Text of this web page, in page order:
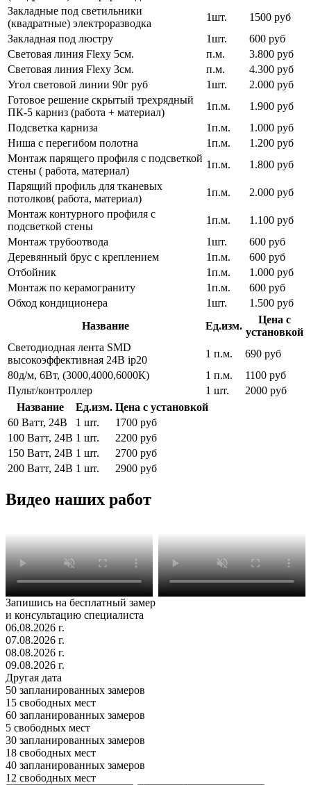
Закладные под светильники
(квадратные) электроразводка
1шт.
1500 руб
Закладная под люстру
1шт.
600 руб
Световая линия Flexy 5см.
п.м.
3.800 руб
Световая линия Flexy 3см.
п.м.
4.300 руб
Угол световой линии 90г руб
1шт.
2.000 руб
Готовое решение скрытый трехрядный
ПК-5 карниз (работа + материал)
1п.м.
1.900 руб
Подсветка карниза
1п.м.
1.000 руб
Ниша с перегибом полотна
1п.м.
1.200 руб
Монтаж парящего профиля с подсветкой
стены ( работа, материал)
1п.м.
1.800 руб
Парящий профиль для тканевых
потолков( работа, материал)
1п.м.
2.000 руб
Монтаж контурного профиля с
подсветкой стены
1п.м.
1.100 руб
Монтаж трубоотвода
1шт.
600 руб
Деревянный брус с креплением
1п.м.
600 руб
Отбойник
1п.м.
1.000 руб
Монтаж по керамограниту
1п.м.
600 руб
Обход кондиционера
1шт.
1.500 руб
Название
Ед.изм.
Цена с
установкой
Светодиодная лента SMD
высокоэффективная 24В ip20
1 п.м.
690 руб
80д/м, 6Вт, (3000,4000,6000К)
1 п.м.
1100 руб
Пульт/контроллер
1 шт.
2000 руб
Название
Ед.изм. Цена с установкой
60 Ватт, 24В
1 шт.
1700 руб
100 Ватт, 24В 1 шт.
2200 руб
150 Ватт, 24В 1 шт.
2700 руб
200 Ватт, 24В 1 шт. 2900 руб
Видео наших работ
Запишись на бесплатный замер
и консультацию специалиста
06.08.2026 г.
07.08.2026 г.
08.08.2026 г.
09.08.2026 г.
Другая дата
50 запланированных замеров
15 свободных мест
60 запланированных замеров
5 свободных мест
30 запланированных замеров
18 свободных мест
40 запланированных замеров
12 свободных мест